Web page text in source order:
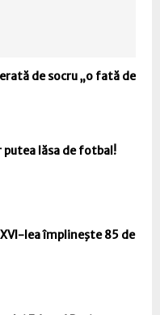
de socru „o fată de
lăsa de fotbal!
lea împlineşte 85 de